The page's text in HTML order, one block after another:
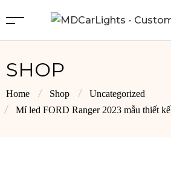
SHOP
Home Shop
Uncategorized
Mí led FORD Ranger 2023 mẫu thiết kế